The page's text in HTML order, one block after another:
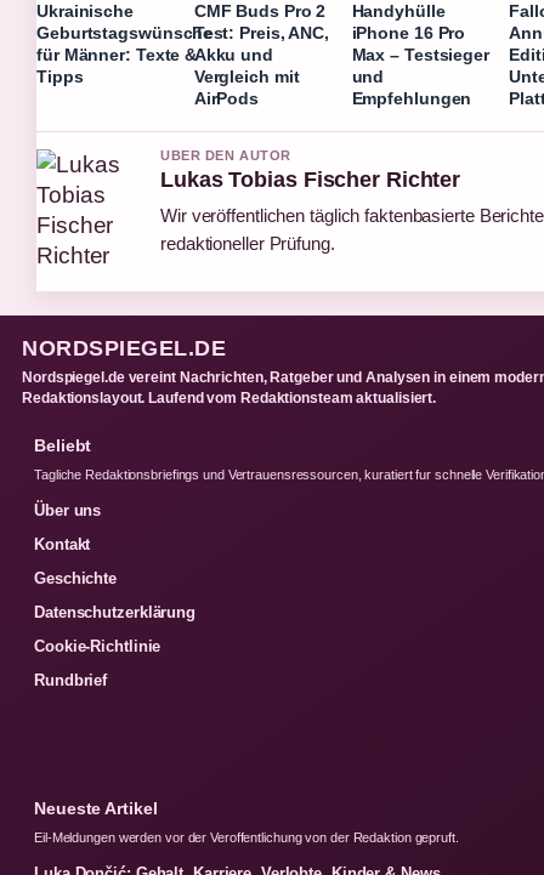
Ukrainische
Geburtstagswünsche
für Männer: Texte &
Tipps
CMF Buds Pro 2
Test: Preis, ANC,
Akku und
Vergleich mit
AirPods
Handyhülle
iPhone 16 Pro
Max – Testsieger
und
Empfehlungen
UBER DEN AUTOR
Lukas Tobias Fischer Richter
Wir veröffentlichen täglich faktenbasierte
redaktioneller Prüfung.
NORDSPIEGEL.DE
Nordspiegel.de vereint Nachrichten, Ratgeber und Analysen in einem
Redaktionslayout. Laufend vom Redaktionsteam aktualisiert.
Beliebt
Tagliche Redaktionsbriefings und Vertrauensressourcen, kuratiert fur schnelle
Über uns
Kontakt
Geschichte
Datenschutzerklärung
Cookie-Richtlinie
Rundbrief
Neueste Artikel
Eil-Meldungen werden vor der Veroffentlichung von der Redaktion gepruft.